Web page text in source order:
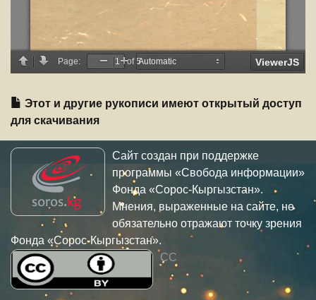
Этот и другие рукописи имеют открытый доступ
для скачивания
Сайт создан при поддержке
программы «Свобода информации»
Фонда «Сорос-Кыргызстан».
Мнения, выраженные на сайте, не
обязательно отражают точку зрения
Фонда «Сорос-Кыргызстан».
CC